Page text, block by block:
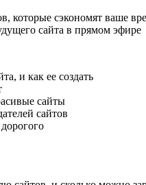
которые сэкономят ваше
сайта в прямом эфире
и как ее создать
сайты
сайтов